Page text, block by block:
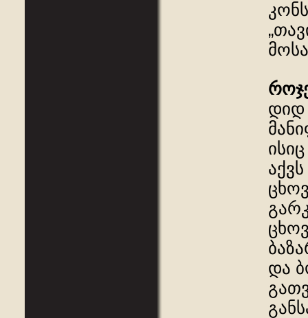
დიდ
და